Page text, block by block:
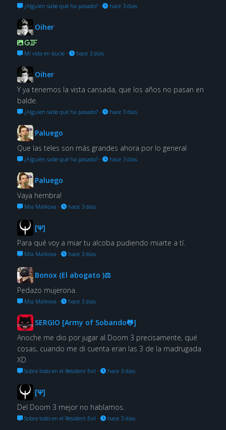
¿Alguien sabe qué ha pasado?· hace 3 días
Oiher
GIF
Mi vida en bucle· hace 3 días
Oiher
Y ya tenemos la vista cansada, que los años no pasan en
balde.
¿Alguien sabe qué ha pasado?· hace 3 días
Paluego
Que las teles son más grandes ahora por lo general
¿Alguien sabe qué ha pasado?· hace 3 días
Paluego
Vaya hembra!
Mia Malkova · hace 3 días
[Ψ]
Para qué voy a miar tu alcoba pudiendo miarte a tí.
Mia Malkova · hace 3 días
Bonox (El abogato )⚖
Pedazo mujerona.
Mia Malkova · hace 3 días
SERGIO [Army of Sobando🐸]
Anoche me dio por jugar al Doom 3 precisamente, qué
cosas, cuando me di cuenta eran las 3 de la madrugada
XD
Sobre todo en el Resident Evil · hace 3 días
[Ψ]
Del Doom 3 mejor no hablamos.
Sobre todo en el Resident Evil · hace 3 días